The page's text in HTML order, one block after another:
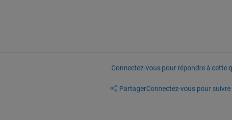
Connectez-vous pour répondre à cette
PartagerConnectez-vous pour suivre